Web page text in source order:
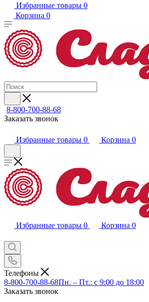
Избранные товары 0
Корзина 0
8-800-700-88-68
Заказать звонок
Избранные товары 0 Корзина 0
Избранные товары 0 Корзина 0
Телефоны
8-800-700-88-68Пн. – Пт.: с 9:00 до 18:00
Заказать звонок